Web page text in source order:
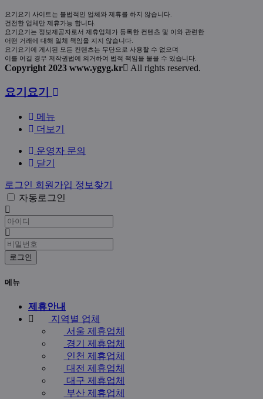
요기요기 사이트는 불법적인 업체와 제휴를 하지 않습니다.
건전한 업체만 제휴가능 합니다.
요기요기는 정보제공자로서 제휴업체가 등록한 컨텐츠 및 이와 관련한
어떤 거래에 대해 일체 책임을 지지 않습니다.
요기요기에 게시된 모든 컨텐츠는 무단으로 사용할 수 없으며
이를 어길 경우 저작권법에 의거하여 법적 책임을 물을 수 있습니다.
Copyright 2023 www.ygyg.kr All rights reserved.
요기요기
메뉴
더보기
운영자 문의
닫기
로그인 회원가입 정보찾기
자동로그인
아
이
디
필
수
비
밀
번
필
로그인
메뉴
제휴안내
지역별 업체
서울 제휴업체
경기 제휴업체
인천 제휴업체
대전 제휴업체
대구 제휴업체
부산 제휴업체